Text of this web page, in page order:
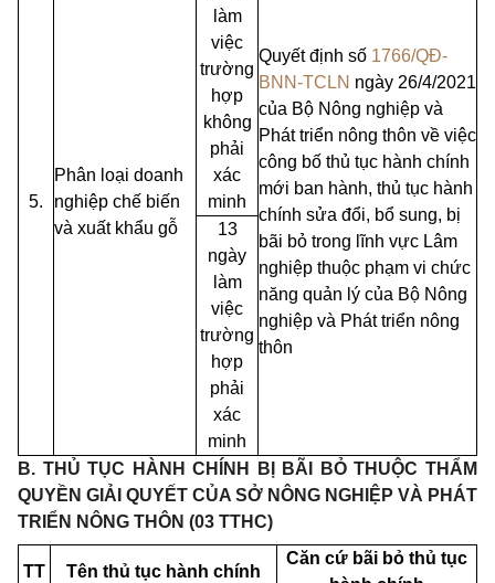
5.
Phân loại doanh
nghiệp chế biến
và xuất khẩu gỗ
làm
việc
trường
hợp
không
phải
xác
minh
Quyết định số 1766/QĐ-
BNN-TCLN ngày 26/4/2021
của Bộ Nông nghiệp và
Phát triển nông thôn về việc
công bố thủ tục hành chính
mới ban hành, thủ tục hành
chính sửa đổi, bổ sung, bị
bãi bỏ trong lĩnh vực Lâm
nghiệp thuộc phạm vi chức
năng quản lý của Bộ Nông
nghiệp và Phát triển nông
thôn
13
ngày
làm
việc
trường
hợp
phải
xác
minh
B. THỦ TỤC HÀNH CHÍNH BỊ BÃI BỎ THUỘC THẨM
QUYỀN GIẢI QUYẾT CỦA SỞ NÔNG NGHIỆP VÀ PHÁT
TRIỂN NÔNG THÔN (03 TTHC)
TT Tên thủ tục hành chính
Căn cứ bãi bỏ thủ tục